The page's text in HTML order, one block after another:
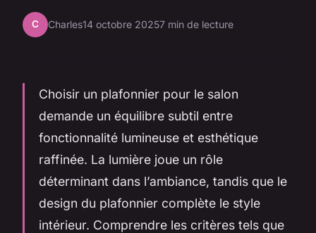
C Charles14 octobre 20257 min de lecture
Choisir un plafonnier pour le salon
demande un équilibre subtil entre
fonctionnalité lumineuse et esthétique
raffinée. La lumière joue un rôle
déterminant dans l’ambiance, tandis que le
design du plafonnier complète le style
intérieur. Comprendre les critères tels que